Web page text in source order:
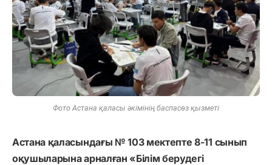
Фото Астана қаласы әкімінің баспасөз қызметі
Астана қаласындағы № 103 мектепте 8-11 сынып
оқушыларына арналған «Білім берудегі